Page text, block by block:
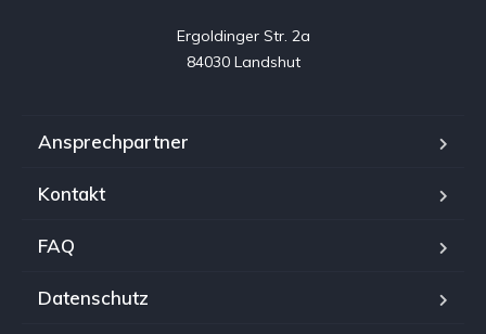
Ergoldinger Str. 2a
84030 Landshut
Ansprechpartner
Kontakt
FAQ
Datenschutz